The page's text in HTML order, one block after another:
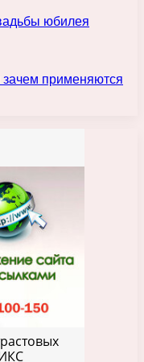
юбилея
зачем применяются